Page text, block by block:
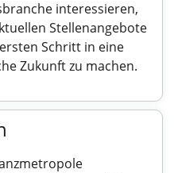
interessieren,
Stellenangebote
Schritt in eine
Zukunft zu machen.